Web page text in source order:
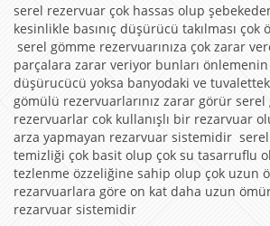
serel rezervuar çok hassas olup
kesinlikle basınıç düşürücü takılması
serel gömme rezervuarınıza çok zarar
parçalara zarar veriyor bunları önlemenin
düşürucücü yoksa banyodaki ve
gömülü rezervuarlarınız zarar görür serel
rezervuarlar cok kullanışlı bir rezarvuar
arza yapmayan rezarvuar sistemidir
temizliği çok basit olup çok su tasarruflu
tezlenme özzeliğine sahip olup çok uzun
rezarvuarlara göre on kat daha uzun
rezarvuar sistemidir